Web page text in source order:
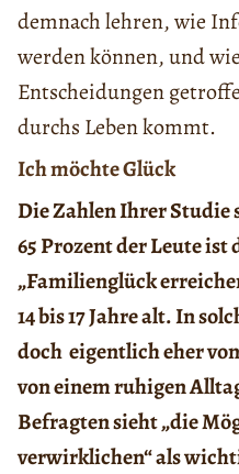
demnach lehren, wie
werden können, und
Entscheidungen
durchs Leben kommt.
Ich möchte Glück
Die Zahlen Ihrer Studie
65 Prozent der Leute
„Familienglück
14 bis 17 Jahre alt. In
doch eigentlich eher
von einem ruhigen
Befragten sieht „die
verwirklichen“ als